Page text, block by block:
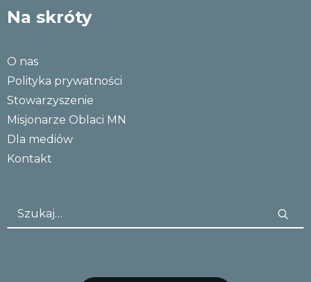
Na skróty
O nas
Polityka prywatności
Stowarzyszenie
Misjonarze Oblaci MN
Dla mediów
Kontakt